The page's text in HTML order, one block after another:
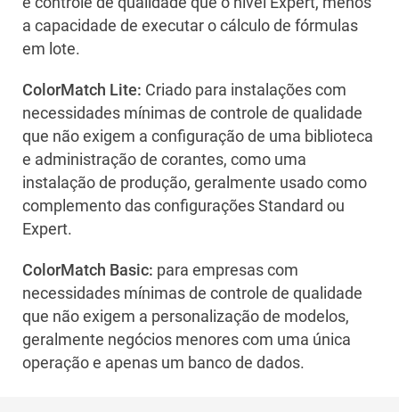
a capacidade de executar o cálculo de fórmulas
em lote.
ColorMatch Lite: Criado para instalações com
necessidades mínimas de controle de qualidade
que não exigem a configuração de uma biblioteca
e administração de corantes, como uma
instalação de produção, geralmente usado como
complemento das configurações Standard ou
Expert.
ColorMatch Basic: para empresas com
necessidades mínimas de controle de qualidade
que não exigem a personalização de modelos,
geralmente negócios menores com uma única
operação e apenas um banco de dados.